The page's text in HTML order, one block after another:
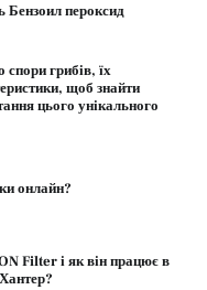
Бензоил пероксид
грибів, їх
щоб знайти
цього унікального
онлайн?
Filter і як він працює в